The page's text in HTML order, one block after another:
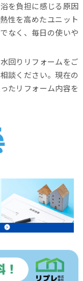
を負担に感じる原因
性を高めたユニット
なく、毎日の使いや
回りリフォームをご
談ください。現在の
たリフォーム内容を